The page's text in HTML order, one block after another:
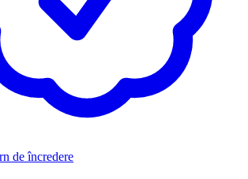
de încredere